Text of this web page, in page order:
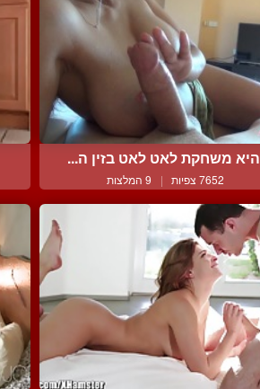
היא משחקת לאט לאט בזין ה...
7652 צפיות | 9 המלצות